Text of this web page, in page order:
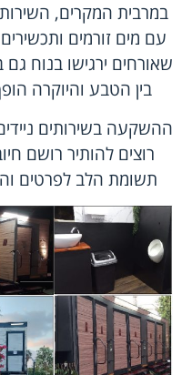
במרבית המקרים,
עם מים זורמים
שאורחים ירגישו בנוח
בין הטבע והיוקרה
ההשקעה בשירותים
רוצים להותיר רושם
תשומת הלב לפרטים